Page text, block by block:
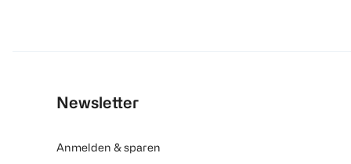
Newsletter
Anmelden & sparen